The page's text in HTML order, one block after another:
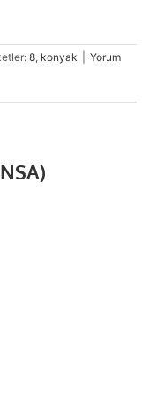
8, konyak
Yorum